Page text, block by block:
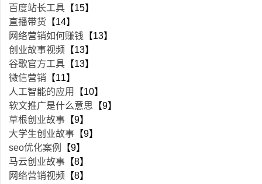
百度站长工具 【15】
直播带货 【14】
网络营销如何赚钱 【13】
创业故事视频 【13】
谷歌官方工具 【13】
微信营销 【11】
人工智能的应用
【10】
软文推广是什么意思 【9】
草根创业故事 【9】
大学生创业故事 【9】
seo优化案例
【9】
马云创业故事 【8】
网络营销视频 【8】